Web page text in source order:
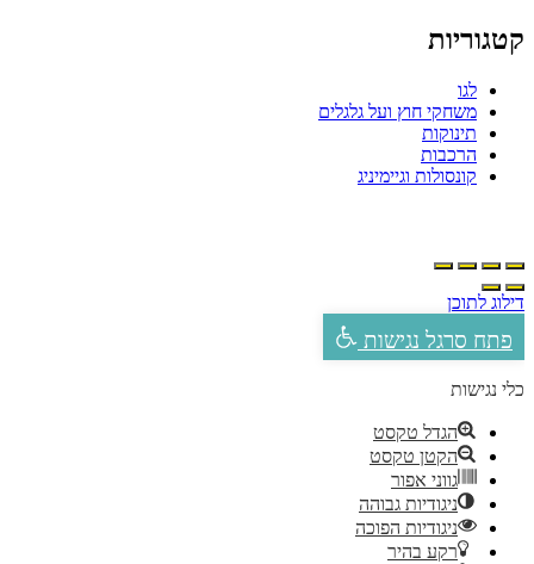
קטגוריות
לגו
משחקי חוץ ועל גלגלים
תינוקות
הרכבות
קונסולות וגיימיניג
דילוג לתוכן
פתח סרגל נגישות
כלי נגישות
הגדל טקסט
הקטן טקסט
גווני אפור
ניגודיות גבוהה
ניגודיות הפוכה
רקע בהיר